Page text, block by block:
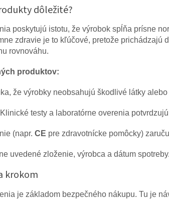
dôležité?
poskytujú istotu, že výrobok spĺňa prísne
zdravie je to kľúčové, pretože prichádzajú
rovnováhu.
produktov:
že výrobky neobsahujú škodlivé látky alebo
Klinické testy a laboratórne overenia
(napr. CE pre zdravotnícke pomôcky)
uvedené zloženie, výrobca a dátum spotreby.
krokom
je základom bezpečného nákupu. Tu je